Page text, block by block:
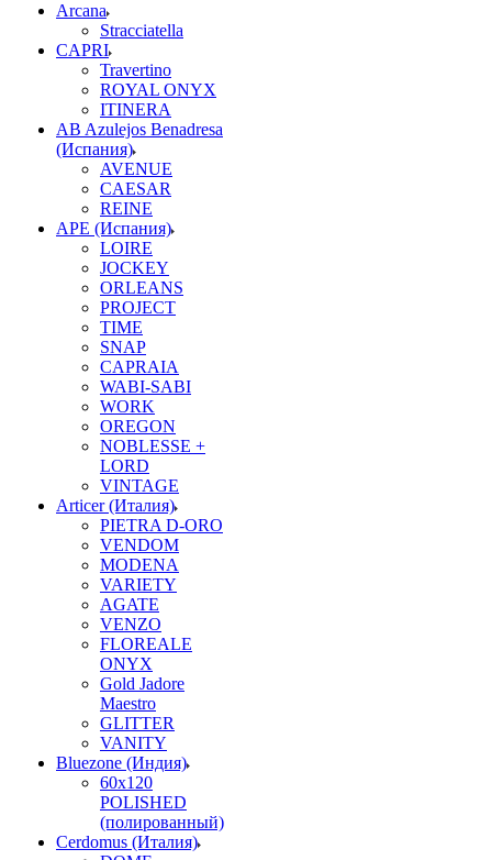
Arcana
Stracciatella
CAPRI
Travertino
ROYAL ONYX
ITINERA
AB Azulejos Benadresa
(Испания)
AVENUE
CAESAR
REINE
APE (Испания)
LOIRE
JOCKEY
ORLEANS
PROJECT
TIME
SNAP
CAPRAIA
WABI-SABI
WORK
OREGON
NOBLESSE +
LORD
VINTAGE
Articer (Италия)
PIETRA D-ORO
VENDOM
MODENA
VARIETY
AGATE
VENZO
FLOREALE
ONYX
Gold Jadore
Maestro
GLITTER
VANITY
Bluezone (Индия)
60х120
POLISHED
(полированный)
Cerdomus (Италия)